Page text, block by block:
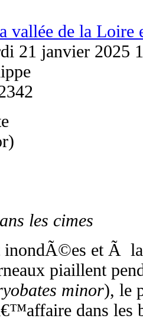
vallée de la Loire
21 janvier 2025
les cimes
inondÃ©es et Ã la
piaillent
minor), le
dans les